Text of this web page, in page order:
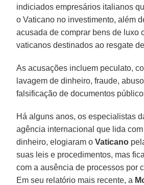
indiciados empresários italianos
o Vaticano no investimento, além
acusada de comprar bens de luxo
vaticanos destinados ao resgate
As acusações incluem peculato,
lavagem de dinheiro, fraude,
falsificação de documentos
Há alguns anos, os especialistas
agência internacional que lida
dinheiro, elogiaram oVaticano
suas leis e procedimentos, mas
com a ausência de processos por
Em seu relatório mais recente, a